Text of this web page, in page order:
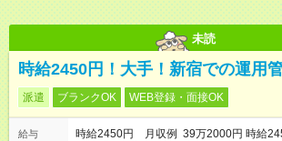
未読
時給2450円！大手！新宿での運用
派遣 ブランクOK WEB登録・面接OK
給与
時給2450円 月収例 39万2000円 時給